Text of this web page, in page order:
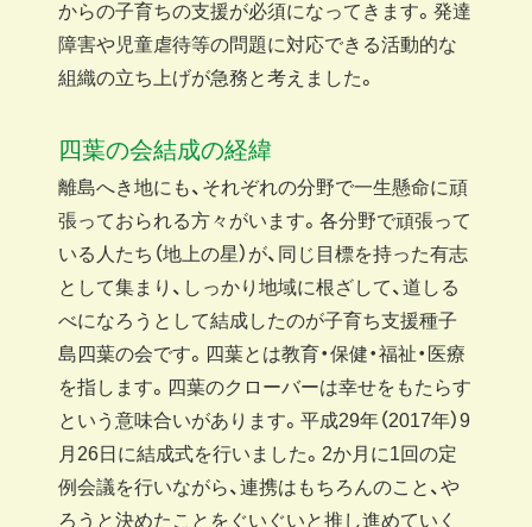
からの子育ちの支援が必須になってきます。発達
障害や児童虐待等の問題に対応できる活動的な
組織の立ち上げが急務と考えました。
四葉の会結成の経緯
離島へき地にも、それぞれの分野で一生懸命に頑
張っておられる方々がいます。各分野で頑張って
いる人たち（地上の星）が、同じ目標を持った有志
として集まり、しっかり地域に根ざして、道しる
べになろうとして結成したのが子育ち支援種子
島四葉の会です。四葉とは教育・保健・福祉・医療
を指します。四葉のクローバーは幸せをもたらす
という意味合いがあります。平成29年（2017年）9
月26日に結成式を行いました。2か月に1回の定
例会議を行いながら、連携はもちろんのこと、や
ろうと決めたことをぐいぐいと推し進めていく